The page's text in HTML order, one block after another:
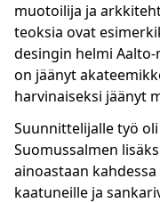
muotoilija ja
teoksia ovat
desingin helmi
on jäänyt
harvinaiseksi jäänyt
Suunnittelijalle työ
Suomussalmen
ainoastaan
kaatuneille ja